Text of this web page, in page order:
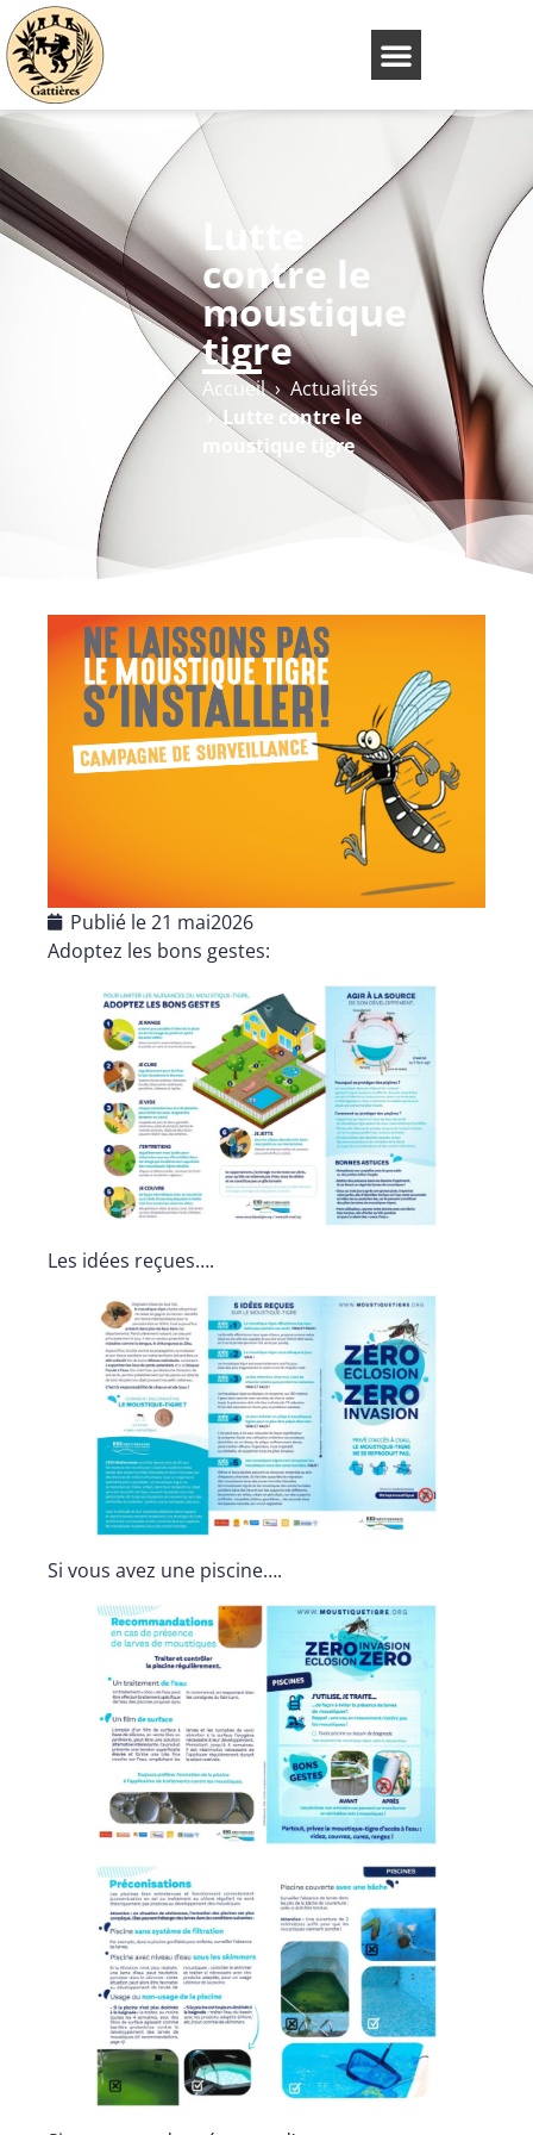
Lutte
contre le
moustique
tigre
Accueil› Actualités
›Lutte contre le
moustique tigre
Publié le21 mai2026
Adoptez les bons gestes:
Les idées reçues….
Si vous avez une piscine….